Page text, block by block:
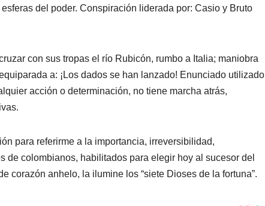
del poder. Conspiración liderada por: Casio y Bruto
con sus tropas el río Rubicón, rumbo a Italia; maniobra
a: ¡Los dados se han lanzado! Enunciado utilizado
acción o determinación, no tiene marcha atrás,
para referirme a la importancia, irreversibilidad,
de colombianos, habilitados para elegir hoy al sucesor del
corazón anhelo, la ilumine los “siete Dioses de la fortuna”.